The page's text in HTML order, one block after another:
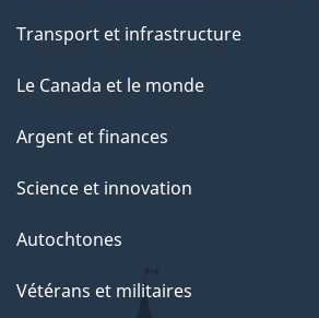
Transport et infrastructure
Le Canada et le monde
Argent et finances
Science et innovation
Autochtones
Vétérans et militaires